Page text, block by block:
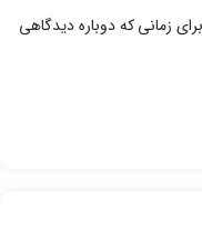
زمانی که دوباره دیدگاهی